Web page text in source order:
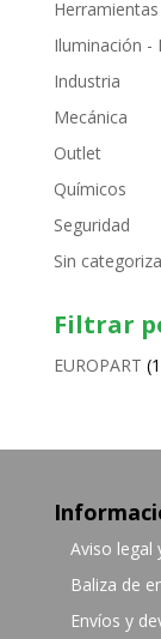
Herramientas
Iluminación -
Industria
Mecánica
Outlet
Químicos
Seguridad
Sin
Filtrar
EUROPART
Aviso legal
Baliza de
Envíos y